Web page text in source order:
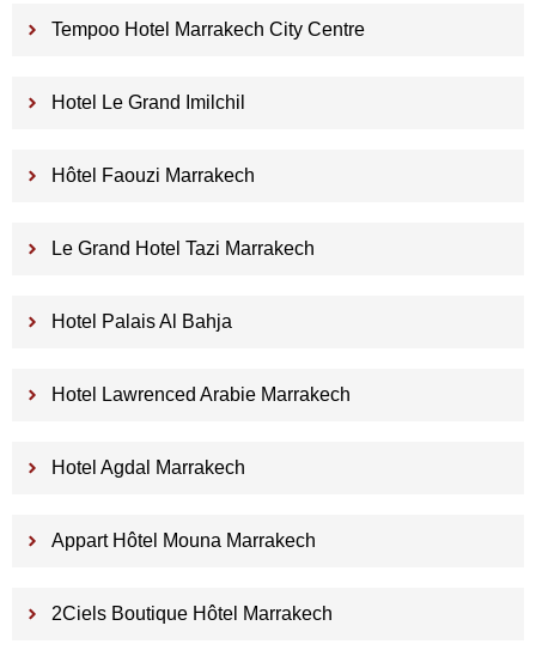
Tempoo Hotel Marrakech City Centre
Hotel Le Grand Imilchil
Hôtel Faouzi Marrakech
Le Grand Hotel Tazi Marrakech
Hotel Palais Al Bahja
Hotel Lawrenced Arabie Marrakech
Hotel Agdal Marrakech
Appart Hôtel Mouna Marrakech
2Ciels Boutique Hôtel Marrakech